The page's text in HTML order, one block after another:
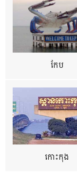
កែប
កោះកុង